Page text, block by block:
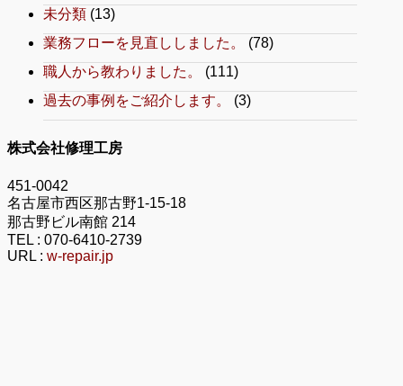
未分類 (13)
業務フローを見直ししました。
(78)
職人から教わりました。
(111)
過去の事例をご紹介します。
(3)
株式会社修理工房
451-0042
名古屋市西区那古野1-15-18
那古野ビル南館 214
TEL : 070-6410-2739
URL : w-repair.jp